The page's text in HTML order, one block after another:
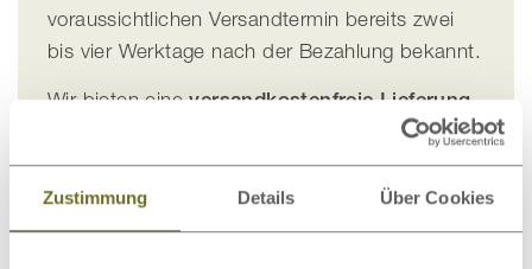
Zustimmung Details Über Cookies
voraussichtlichen Versandtermin bereits zwei
bis vier Werktage nach der Bezahlung bekannt.
Wir bieten eineversandkostenfreie Lieferung
innerhalb von Österreich, Deutschland und
Italienan. Ausführliche Informationen für die
Lieferung in andere Länder finden Sie im
entsprechenden Abschnitt beiVersandarten.